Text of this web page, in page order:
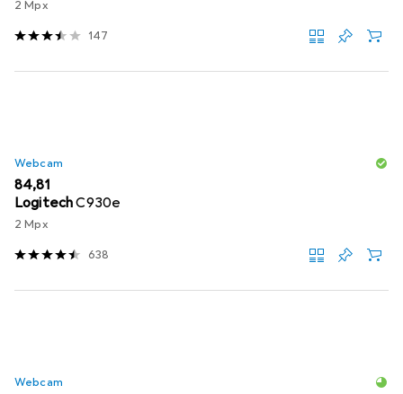
2 Mpx
147
Webcam
EUR
84,81
LogitechC930e
2 Mpx
638
Webcam